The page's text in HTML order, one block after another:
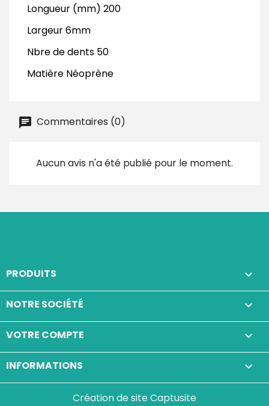
Longueur (mm) 200
Largeur 6mm
Nbre de dents 50
Matière Néoprène
Commentaires (0)
Aucun avis n'a été publié pour le moment.
PRODUITS 
NOTRE SOCIÉTÉ 
VOTRE COMPTE 
INFORMATIONS keyboard_arrow_down
Création de site Captusite